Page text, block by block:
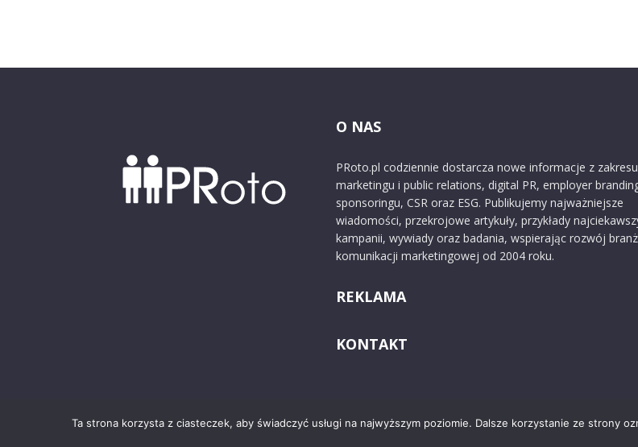
O NAS
PRoto.pl codziennie dostarcza nowe informacje z zakresu
marketingu i public relations, digital PR, employer
sponsoringu, CSR oraz ESG. Publikujemy najważniejsze
wiadomości, przekrojowe artykuły, przykłady
kampanii, wywiady oraz badania, wspierając rozwój
komunikacji marketingowej od 2004 roku.
REKLAMA
KONTAKT
© 2024 PRoto.pl O nas
Ta strona korzysta z ciasteczek, aby świadczyć usługi na najwyższym poziomie. Dalsze korzystanie ze strony